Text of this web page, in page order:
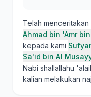
Telah
Ahmad bin 'Amr
kepada kami
Sa'id bin Al
Nabi shallallahu
kalian melakukan